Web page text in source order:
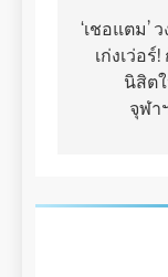
‘เชอแตม’ ว
เก่งเว่อร์
นิสิต
จุฬา